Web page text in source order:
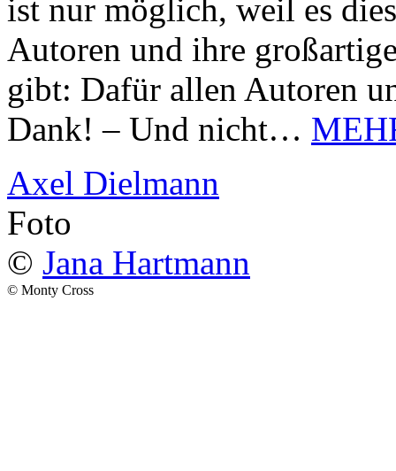
ist nur möglich, weil es
Autoren und ihre
gibt: Dafür allen Autoren
Dank! – Und nicht…
Axel Dielmann
Foto
© Jana Hartmann
© Monty Cross